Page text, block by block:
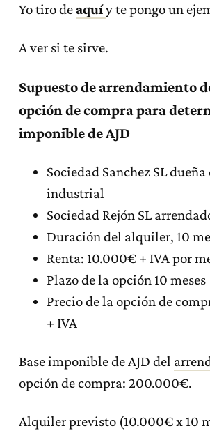
Yo tiro deaquíy te pongo un
A ver si te sirve.
Supuesto de arrendamiento
opción de compra para
imponible de AJD
Sociedad Sanchez SL
industrial
Sociedad Rejón SL
Duración del alquiler, 10
Renta: 10.000€ + IVA por
Plazo de la opción 10 meses
Precio de la opción de
+ IVA
Base imponible de AJD del
opción de compra: 200.000€.
Alquiler previsto (10.000€ x 10